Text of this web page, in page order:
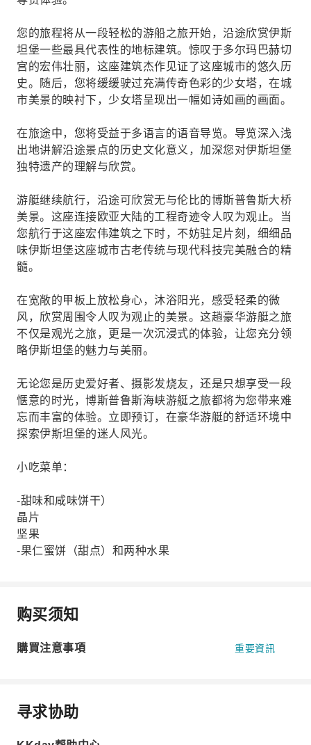
您的旅程将从一段轻松的游船之旅开始，沿途欣赏伊斯
坦堡一些最具代表性的地标建筑。惊叹于多尔玛巴赫切
宫的宏伟壮丽，这座建筑杰作见证了这座城市的悠久历
史。随后，您将缓缓驶过充满传奇色彩的少女塔，在城
市美景的映衬下，少女塔呈现出一幅如诗如画的画面。
在旅途中，您将受益于多语言的语音导览。导览深入浅
出地讲解沿途景点的历史文化意义，加深您对伊斯坦堡
独特遗产的理解与欣赏。
游艇继续航行，沿途可欣赏无与伦比的博斯普鲁斯大桥
美景。这座连接欧亚大陆的工程奇迹令人叹为观止。当
您航行于这座宏伟建筑之下时，不妨驻足片刻，细细品
味伊斯坦堡这座城市古老传统与现代科技完美融合的精
髓。
在宽敞的甲板上放松身心，沐浴阳光，感受轻柔的微
风，欣赏周围令人叹为观止的美景。这趟豪华游艇之旅
不仅是观光之旅，更是一次沉浸式的体验，让您充分领
略伊斯坦堡的魅力与美丽。
无论您是历史爱好者、摄影发烧友，还是只想享受一段
惬意的时光，博斯普鲁斯海峡游艇之旅都将为您带来难
忘而丰富的体验。立即预订，在豪华游艇的舒适环境中
探索伊斯坦堡的迷人风光。
小吃菜单：
-甜味和咸味饼干）
晶片
坚果
-果仁蜜饼（甜点）和两种水果
购买须知
購買注意事項 重要資訊
寻求协助